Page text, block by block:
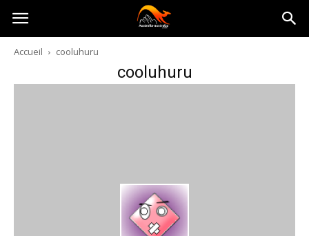
Australia-
australie.com
Accueil cooluhuru
cooluhuru